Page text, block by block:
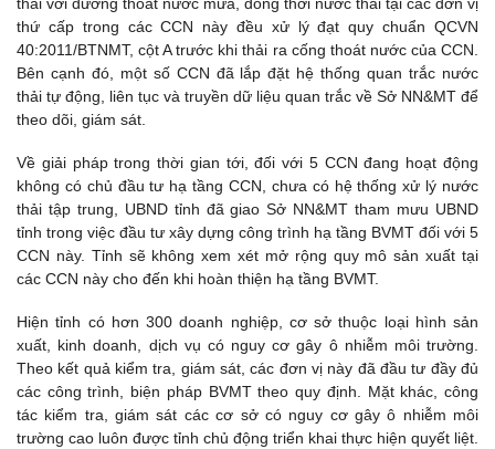
thứ cấp trong các CCN này đều xử lý đạt quy chuẩn QCVN
40:2011/BTNMT, cột A trước khi thải ra cống thoát nước của CCN.
Bên cạnh đó, một số CCN đã lắp đặt hệ thống quan trắc nước
thải tự động, liên tục và truyền dữ liệu quan trắc về Sở NN&MT để
theo dõi, giám sát.
Về giải pháp trong thời gian tới, đối với 5 CCN đang hoạt động
không có chủ đầu tư hạ tầng CCN, chưa có hệ thống xử lý nước
thải tập trung, UBND tỉnh đã giao Sở NN&MT tham mưu UBND
tỉnh trong việc đầu tư xây dựng công trình hạ tầng BVMT đối với 5
CCN này. Tỉnh sẽ không xem xét mở rộng quy mô sản xuất tại
các CCN này cho đến khi hoàn thiện hạ tầng BVMT.
Hiện tỉnh có hơn 300 doanh nghiệp, cơ sở thuộc loại hình sản
xuất, kinh doanh, dịch vụ có nguy cơ gây ô nhiễm môi trường.
Theo kết quả kiểm tra, giám sát, các đơn vị này đã đầu tư đầy đủ
các công trình, biện pháp BVMT theo quy định. Mặt khác, công
tác kiểm tra, giám sát các cơ sở có nguy cơ gây ô nhiễm môi
trường cao luôn được tỉnh chủ động triển khai thực hiện quyết liệt.